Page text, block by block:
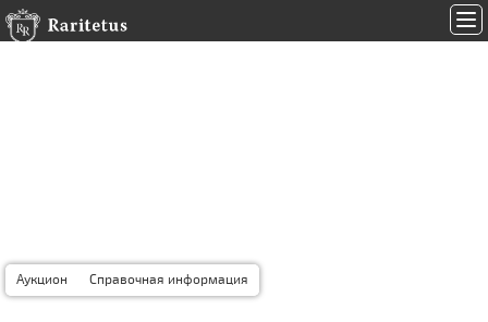
Аукцион Справочная информация